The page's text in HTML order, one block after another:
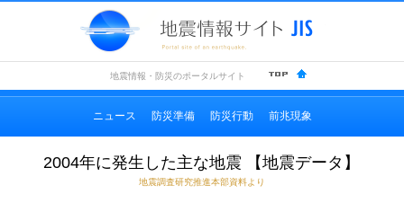
地震情報・防災のポータルサイト
ニュース 防災準備 防災行動 前兆現象
2004年に発生した主な地震 【地震データ】
地震調査研究推進本部資料より